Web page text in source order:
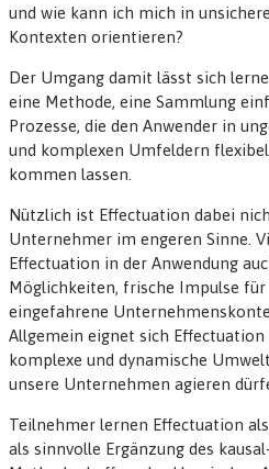
und wie kann ich mich in
Kontexten orientieren?
Der Umgang damit lässt sich
eine Methode, eine Sammlung
Prozesse, die den Anwender in
und komplexen Umfeldern
kommen lassen.
Nützlich ist Effectuation dabei
Unternehmer im engeren Sinne.
Effectuation in der Anwendung
Möglichkeiten, frische Impulse für
eingefahrene
Allgemein eignet sich
komplexe und dynamische
unsere Unternehmen agieren
Teilnehmer lernen Effectuation
als sinnvolle Ergänzung des